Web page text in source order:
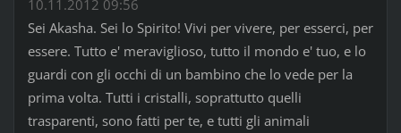
10.11.2012 09:56
Sei Akasha. Sei lo Spirito! Vivi per vivere, per esserci, per
essere. Tutto e' meraviglioso, tutto il mondo e' tuo, e lo
guardi con gli occhi di un bambino che lo vede per la
prima volta. Tutti i cristalli, soprattutto quelli
trasparenti, sono fatti per te, e tutti gli animali